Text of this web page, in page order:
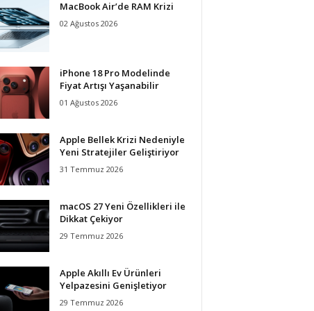
MacBook Air’de RAM Krizi
02 Ağustos 2026
iPhone 18 Pro Modelinde
Fiyat Artışı Yaşanabilir
01 Ağustos 2026
Apple Bellek Krizi Nedeniyle
Yeni Stratejiler Geliştiriyor
31 Temmuz 2026
macOS 27 Yeni Özellikleri ile
Dikkat Çekiyor
29 Temmuz 2026
Apple Akıllı Ev Ürünleri
Yelpazesini Genişletiyor
29 Temmuz 2026